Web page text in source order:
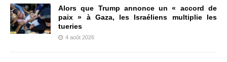
Alors que Trump annonce un « accord de
paix » à Gaza, les Israéliens multiplie les
tueries
4 août 2026